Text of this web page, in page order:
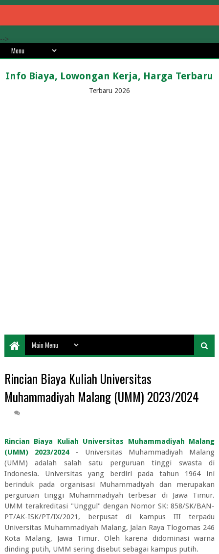
-->
Info Biaya, Lowongan Kerja, Harga Terbaru
Terbaru 2026
Rincian Biaya Kuliah Universitas
Muhammadiyah Malang (UMM) 2023/2024
Rincian Biaya Kuliah Universitas Muhammadiyah Malang
(UMM) 2023/2024- Universitas Muhammadiyah Malang
(UMM) adalah salah satu perguruan tinggi swasta di
Indonesia. Universitas yang berdiri pada tahun 1964 ini
berinduk pada organisasi Muhammadiyah dan merupakan
perguruan tinggi Muhammadiyah terbesar di Jawa Timur.
UMM terakreditasi "Unggul" dengan Nomor SK: 858/SK/BAN-
PT/AK-ISK/PT/IX/2021, berpusat di kampus III terpadu
Universitas Muhammadiyah Malang, Jalan Raya Tlogomas 246
Kota Malang, Jawa Timur. Oleh karena didominasi warna
dinding putih, UMM sering disebut sebagai kampus putih.